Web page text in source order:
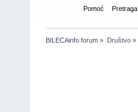
Pomoć Pretraga
BILECAinfo forum » Društvo»